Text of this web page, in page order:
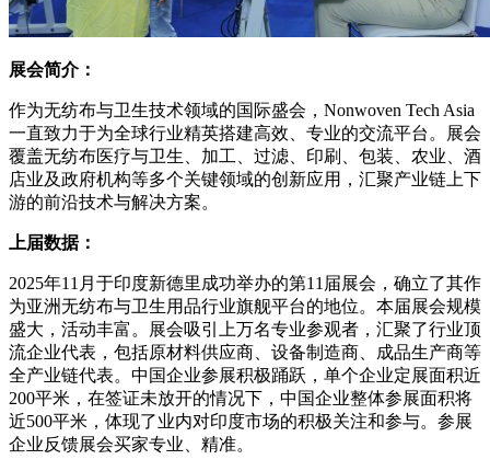
展会简介：
作为无纺布与卫生技术领域的国际盛会，Nonwoven Tech Asia
一直致力于为全球行业精英搭建高效、专业的交流平台。展会
覆盖无纺布医疗与卫生、加工、过滤、印刷、包装、农业、酒
店业及政府机构等多个关键领域的创新应用，汇聚产业链上下
游的前沿技术与解决方案。
上届数据：
2025年11月于印度新德里成功举办的第11届展会，确立了其作
为亚洲无纺布与卫生用品行业旗舰平台的地位。本届展会规模
盛大，活动丰富。展会吸引上万名专业参观者，汇聚了行业顶
流企业代表，包括原材料供应商、设备制造商、成品生产商等
全产业链代表。中国企业参展积极踊跃，单个企业定展面积近
200平米，在签证未放开的情况下，中国企业整体参展面积将
近500平米，体现了业内对印度市场的积极关注和参与。参展
企业反馈展会买家专业、精准。